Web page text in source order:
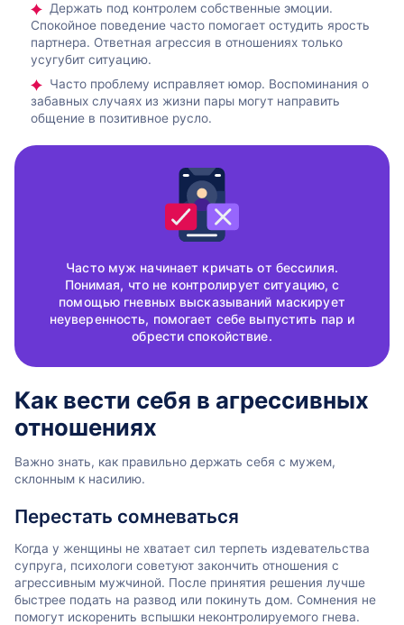
Держать под контролем собственные эмоции.
Спокойное поведение часто помогает остудить ярость
партнера. Ответная агрессия в отношениях только
усугубит ситуацию.
Часто проблему исправляет юмор. Воспоминания о
забавных случаях из жизни пары могут направить
общение в позитивное русло.
Часто муж начинает кричать от бессилия.
Понимая, что не контролирует ситуацию, с
помощью гневных высказываний маскирует
неуверенность, помогает себе выпустить пар и
обрести спокойствие.
Как вести себя в агрессивных
отношениях
Важно знать, как правильно держать себя с мужем,
склонным к насилию.
Перестать сомневаться
Когда у женщины не хватает сил терпеть издевательства
супруга, психологи советуют закончить отношения с
агрессивным мужчиной. После принятия решения лучше
быстрее подать на развод или покинуть дом. Сомнения не
помогут искоренить вспышки неконтролируемого гнева.